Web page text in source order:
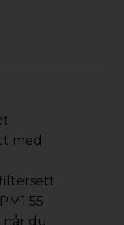
med
55
når du